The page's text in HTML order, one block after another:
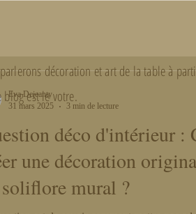
déco d'intérieur :
une décoration
mural ?
Eva Dejeanty
31 mars 2025
3 min de lecture
décoration et art de la table à
blog est le votre.